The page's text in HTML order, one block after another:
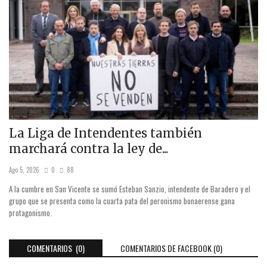
La Liga de Intendentes también
marchará contra la ley de...
Ago 5, 2026 0 88
A la cumbre en San Vicente se sumó Esteban Sanzio, intendente de Baradero y el
grupo que se presenta como la cuarta pata del peronismo bonaerense gana
protagonismo.
COMENTARIOS (0) COMENTARIOS DE FACEBOOK (0)